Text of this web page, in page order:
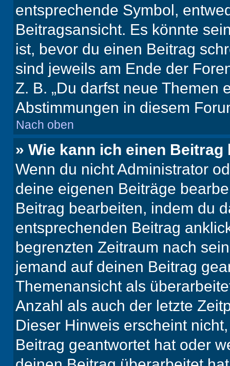
entsprechende Symbol,
Beitragsansicht. Es könnte
ist, bevor du einen Beitrag
sind jeweils am Ende der
Z. B. „Du darfst neue Themen
Abstimmungen in diesem
Nach oben
» Wie kann ich einen
Wenn du nicht Administrator
deine eigenen Beiträge
Beitrag bearbeiten, indem du
entsprechenden Beitrag
begrenzten Zeitraum nach
jemand auf deinen Beitrag
Themenansicht als
Anzahl als auch der letzte
Dieser Hinweis erscheint
Beitrag geantwortet hat oder